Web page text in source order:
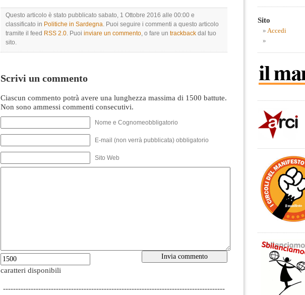
Questo articolo è stato pubblicato sabato, 1 Ottobre 2016 alle 00:00 e
classificato in Politiche in Sardegna . Puoi seguire i commenti a questo articolo
tramite il feed RSS 2.0 . Puoi inviare un commento , o fare un trackback dal tuo
sito.
Scrivi un commento
Ciascun commento potrà avere una lunghezza massima di 1500 battute.
Non sono ammessi commenti consecutivi.
Nome e Cognomeobbligatorio
E-mail (non verrà pubblicata) obbligatorio
Sito Web
caratteri disponibili
----------------------------------------------------------------------------------------
Sito
Accedi